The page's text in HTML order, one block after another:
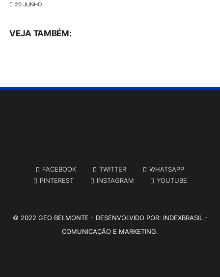
20 JUNHO
VEJA TAMBÉM:
FACEBOOK TWITTER
WHATSAPP
PINTEREST
INSTAGRAM YOUTUBE
© 2022 GEO BELMONTE - DESENVOLVIDO POR: INDEXBRASIL -
COMUNICAÇÃO E MARKETING.